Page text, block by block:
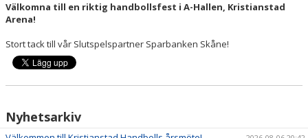
Välkomna till en riktig handbollsfest i A-Hallen, Kristianstad
Arena!
Stort tack till vår Slutspelspartner Sparbanken Skåne!
Nyhetsarkiv